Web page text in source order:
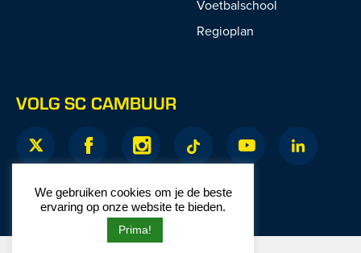
Voetbalschool
Regioplan
VOLG SC CAMBUUR
We gebruiken cookies om je de beste
ervaring op onze website te bieden.
Prima!